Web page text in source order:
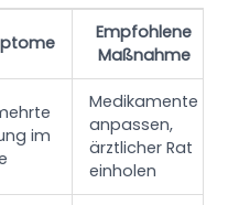
Empfohlene
Maßnahme
im
Medikamente
anpassen,
ärztlicher Rat
einholen